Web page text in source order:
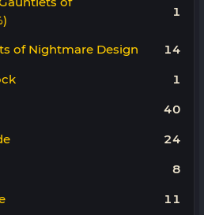
1
of Nightmare Design 14
1
40
24
8
11